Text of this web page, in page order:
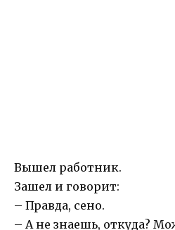
Вышел работник.
Зашел и говорит:
– Правда, сено.
– А не знаешь, откуда?